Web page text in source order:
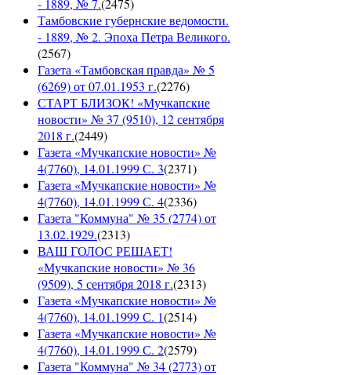
- 1889, № 7.(2475)
Тамбовские губернские ведомости.
- 1889, № 2. Эпоха Петра Великого.
(2567)
Газета «Тамбовская правда» № 5
(6269) от 07.01.1953 г.(2276)
СТАРТ БЛИЗОК! «Мучкапские
новости» № 37 (9510), 12 сентября
2018 г.(2449)
Газета «Мучкапские новости» №
4(7760), 14.01.1999 С. 3(2371)
Газета «Мучкапские новости» №
4(7760), 14.01.1999 С. 4(2336)
Газета "Коммуна" № 35 (2774) от
13.02.1929.(2313)
ВАШ ГОЛОС РЕШАЕТ!
«Мучкапские новости» № 36
(9509), 5 сентября 2018 г.(2313)
Газета «Мучкапские новости» №
4(7760), 14.01.1999 С. 1(2514)
Газета «Мучкапские новости» №
4(7760), 14.01.1999 С. 2(2579)
Газета "Коммуна" № 34 (2773) от